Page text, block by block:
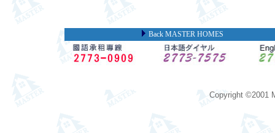
Back MASTER HOMES
Copyright ©2001